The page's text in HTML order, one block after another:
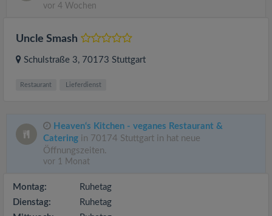
vor 4 Wochen
Uncle Smash
Schulstraße 3, 70173 Stuttgart
Restaurant Lieferdienst
Heaven‘s Kitchen - veganes Restaurant &
Catering in 70174 Stuttgart in hat neue
Öffnungszeiten.
vor 1 Monat
Montag:
Ruhetag
Dienstag:
Ruhetag